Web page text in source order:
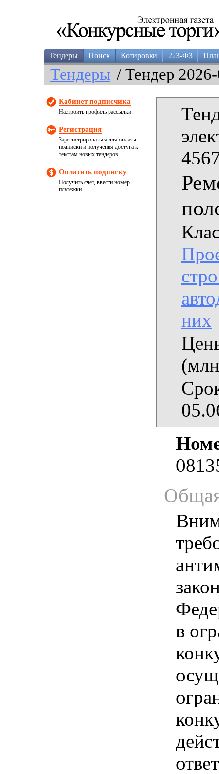
Тендеры Поиск Котировки 223-ФЗ
Тендеры / Тендер
Кабинет подписчика
Настроить профиль рассылки
Регистрация
Зарегистрироваться для оплаты
подписки и получения доступа к
текстам новых тендеров
Оплатить подписку
Получить счет, ввести номер
платежки
них
в